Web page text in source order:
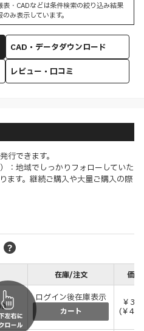
表・CADなどは条件検索の絞り込み結果
み表示しています。
CAD・データダウンロード
レビュー・口コミ
行できます。
：地域でしっかりフォローしていた
ます。継続ご購入や大量ご購入の際
在庫/注文 価格
ログイン後在庫表示
カート
￥
(￥